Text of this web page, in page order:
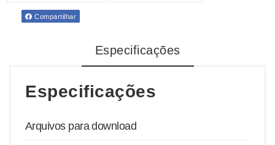
Compartilhar
Especificações
Especificações
Arquivos para download